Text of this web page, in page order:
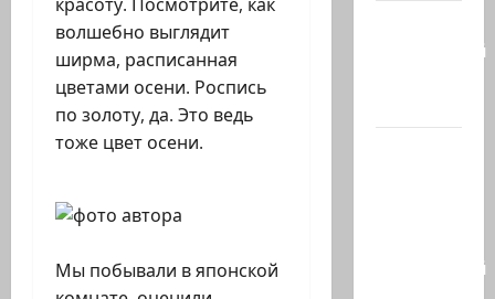
волшебно выглядит
ширма, расписанная
цветами осени. Роспись
по золоту, да. Это ведь
тоже цвет осени.
Мы побывали в японской
Котлярский
Ближний